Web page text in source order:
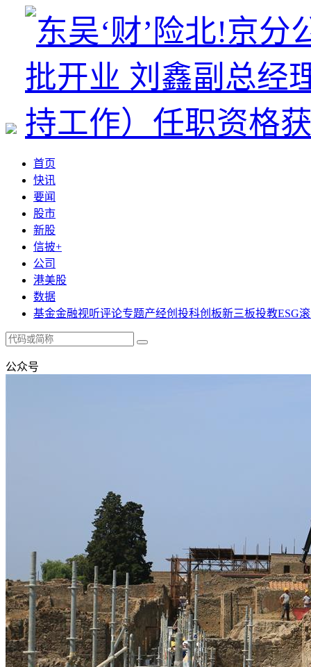
首页
快讯
要闻
股市
新股
信披+
公司
港美股
数据
基金金融视听评论专题产经创投科创板新三板投教ESG
公众号